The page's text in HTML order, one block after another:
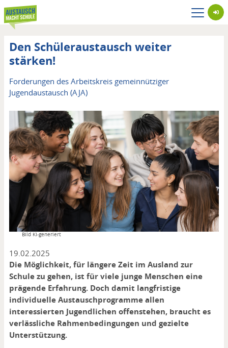
Direkt
zum
Inhalt
Den Schüleraustausch weiter
stärken!
Untertitel
Forderungen des Arbeitskreis gemeinnütziger
Jugendaustausch (AJA)
Copyright
Bild KI-generiert
19.02.2025
Die Möglichkeit, für längere Zeit im Ausland zur
Schule zu gehen, ist für viele junge Menschen eine
prägende Erfahrung. Doch damit langfristige
individuelle Austauschprogramme allen
interessierten Jugendlichen offenstehen, braucht es
verlässliche Rahmenbedingungen und gezielte
Unterstützung.